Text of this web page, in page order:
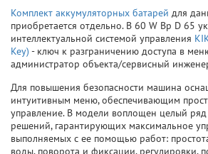
Комплект аккумуляторных батарей для
приобретается отдельно. B 60 W Bp D 65
интеллектуальной системой управления
Key) - ключ к разграничению доступа в
администратор объекта/сервисный
Для повышения безопасности машина
интуитивным меню, обеспечивающим
управление. В модели воплощен целый
решений, гарантирующих максимальное
выполняемых с ее помощью работ:
воды, поворота и фиксации, регулировки,